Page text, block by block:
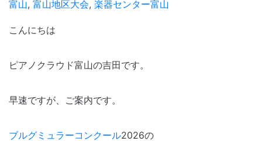
富山, 富山地区大会, 楽器センター富山
こんにちは
ピアノクラウド富山の吉田です。
早速ですが、ご案内です。
ブルグミュラーコンクール2026の